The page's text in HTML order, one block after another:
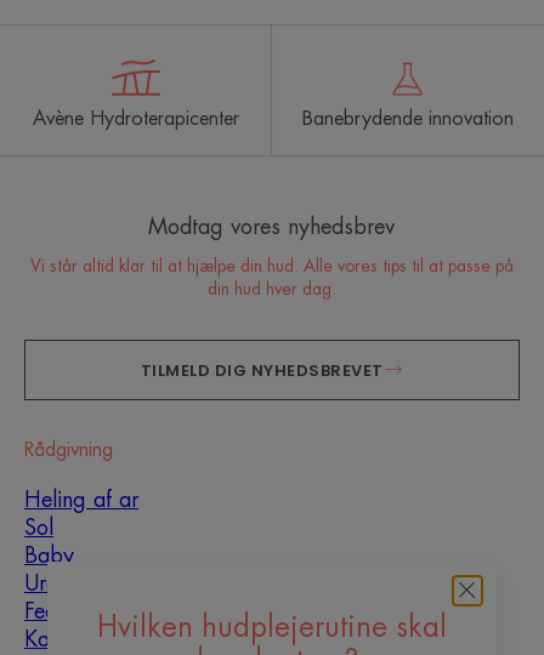
Hvilken hudplejerutine skal
Avène Hydroterapicenter Banebrydende innovation
Modtag vores nyhedsbrev
Vi står altid klar til at hjælpe din hud. Alle vores tips til at passe på
din hud hver dag.
TILMELD DIG NYHEDSBREVET
Rådgivning
Heling af ar
Sol
Baby
Uren hud
Fedtet og uren hud
Kombineret hud